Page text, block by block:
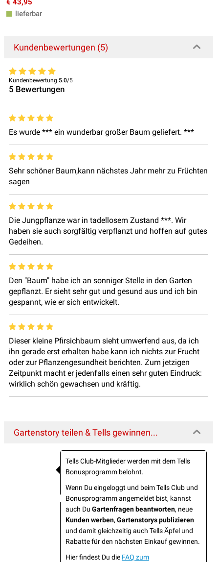
€ 43,95
lieferbar
Kundenbewertungen (5)
Kundenbewertung 5.0/5
5 Bewertungen
Es wurde *** ein wunderbar großer Baum geliefert. ***
Sehr schöner Baum,kann nächstes Jahr mehr zu Früchten
sagen
Die Jungpflanze war in tadellosem Zustand ***. Wir
haben sie auch sorgfältig verpflanzt und hoffen auf gutes
Gedeihen.
Den "Baum" habe ich an sonniger Stelle in den Garten
gepflanzt. Er sieht sehr gut und gesund aus und ich bin
gespannt, wie er sich entwickelt.
Dieser kleine Pfirsichbaum sieht umwerfend aus, da ich
ihn gerade erst erhalten habe kann ich nichts zur Frucht
oder zur Pflanzengesundheit berichten. Zum jetzigen
Zeitpunkt macht er jedenfalls einen sehr guten Eindruck:
wirklich schön gewachsen und kräftig.
Gartenstory teilen & Tells gewinnen...
Tells Club-Mitglieder werden mit dem Tells
Bonusprogramm belohnt.
Wenn Du eingeloggt und beim Tells Club und
Bonusprogramm angemeldet bist, kannst
auch Du Gartenfragen beantworten, neue
Kunden werben, Gartenstorys publizieren
und damit gleichzeitig auch Tells Äpfel und
Rabatte für den nächsten Einkauf gewinnen.
Hier findest Du die FAQ zum